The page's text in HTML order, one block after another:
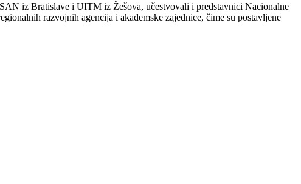
iz Bratislave i UITM iz Žešova, učestvovali i predstavnici Nacionalne
razvojnih agencija i akademske zajednice, čime su postavljene